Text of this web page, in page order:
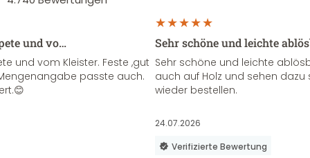
und vo…
und vom Kleister. Feste ,gut
passte auch.
Sehr schöne und leichte
Sehr schöne und leichte
auch auf Holz und sehen
wieder bestellen.
24.07.2026
Verifizierte Bewertung